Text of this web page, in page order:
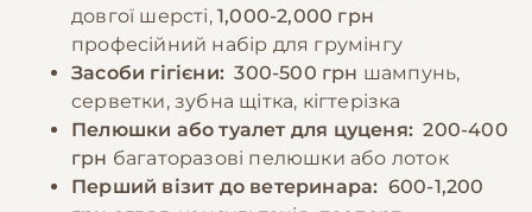
довгої шерсті,1,000-2,000 грн
професійний набір для грумінгу
Засоби гігієни: 300-500 грн шампунь,
серветки, зубна щітка, кігтерізка
Пелюшки або туалет для цуценя: 200-400
грн багаторазові пелюшки або лоток
Перший візит до ветеринара: 600-1,200